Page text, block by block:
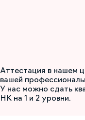
Аттестация в нашем
вашей
У нас можно сдать
НК на 1 и 2 уровни.